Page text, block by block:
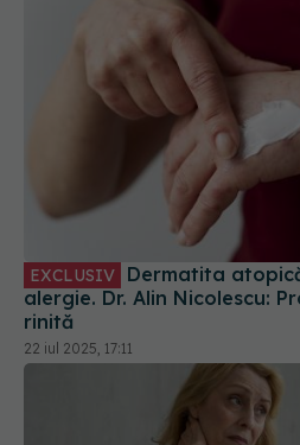
EXCLUSIV
alergie. Dr. Alin Nicolescu:
rinită
22 iul 2025, 17:11